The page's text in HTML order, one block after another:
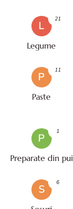
L
Legume
21
P
Paste
11
P
Preparate din pui
1
S
6